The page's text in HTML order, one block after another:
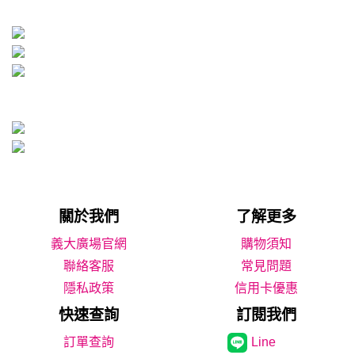
關於我們 了解更多
義大廣場官網
購物須知
聯絡客服
常見問題
隱私政策
信用卡優惠
快速查詢 訂閱我們
Line